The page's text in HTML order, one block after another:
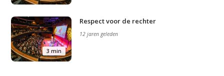
3 min
Respect voor de rechter
12 jaren geleden